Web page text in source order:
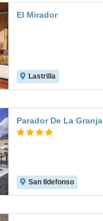
El Mirador
Lastrilla
Parador De La Granja
San Ildefonso